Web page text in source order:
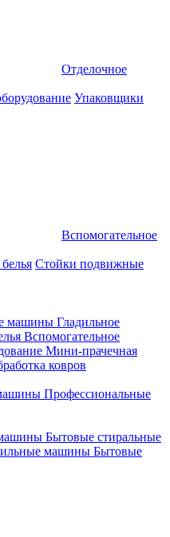
Отделочное
Упаковщики
Вспомогательное
Стойки подвижные
машины Гладильное
Вспомогательное
Мини-прачечная
ковров
Профессиональные
Бытовые стиральные
машины Бытовые